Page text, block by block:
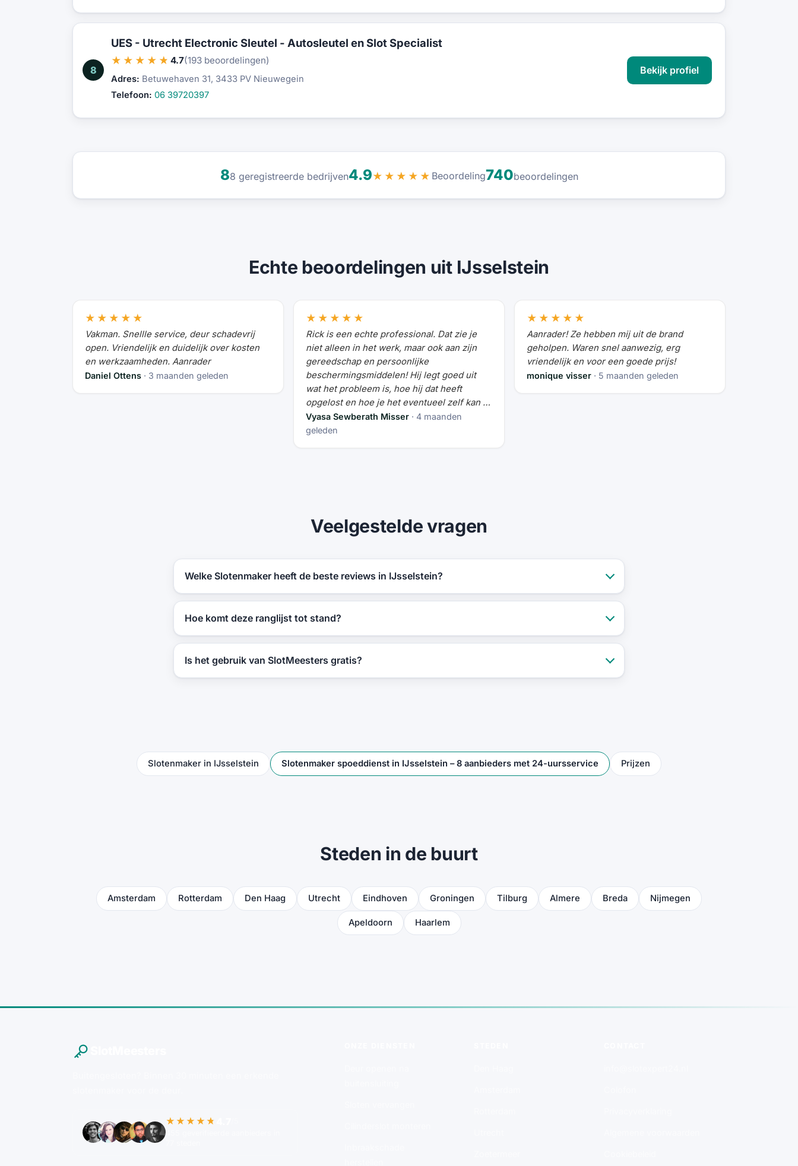
8
UES - Utrecht Electronic Sleutel - Autosleutel en Slot Specialist
★★★★★ 4.7(193 beoordelingen)
Adres: Betuwehaven 31, 3433 PV Nieuwegein
Telefoon: 06 39720397
Bekijk profiel
88 geregistreerde bedrijven4.9★★★★★ Beoordeling740beoordelingen
Echte beoordelingen uit IJsselstein
★★★★★
Vakman. Snellle service, deur schadevrij
open. Vriendelijk en duidelijk over kosten
en werkzaamheden. Aanrader
Daniel Ottens · 3 maanden geleden
★★★★★
Rick is een echte professional. Dat zie je
niet alleen in het werk, maar ook aan zijn
gereedschap en persoonlijke
beschermingsmiddelen! Hij legt goed uit
wat het probleem is, hoe hij dat heeft
opgelost en hoe je het eventueel zelf kan in
het vervolg. Aanrader!
Vyasa Sewberath Misser · 4 maanden
geleden
★★★★★
Aanrader! Ze hebben mij uit de brand
geholpen. Waren snel aanwezig, erg
vriendelijk en voor een goede prijs!
monique visser · 5 maanden geleden
Veelgestelde vragen
Welke Slotenmaker heeft de beste reviews in IJsselstein?
Hoe komt deze ranglijst tot stand?
Is het gebruik van SlotMeesters gratis?
Slotenmaker in IJsselstein Slotenmaker spoeddienst in IJsselstein – 8 aanbieders met 24-uursservice Prijzen
Steden in de buurt
Amsterdam Rotterdam Den Haag Utrecht Eindhoven Groningen Tilburg Almere Breda Nijmegen
Apeldoorn Haarlem
★★★★★